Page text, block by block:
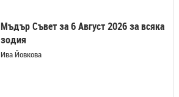
Мъдър Съвет за 6 Август 2026 за всяка
зодия
Ива Йовкова